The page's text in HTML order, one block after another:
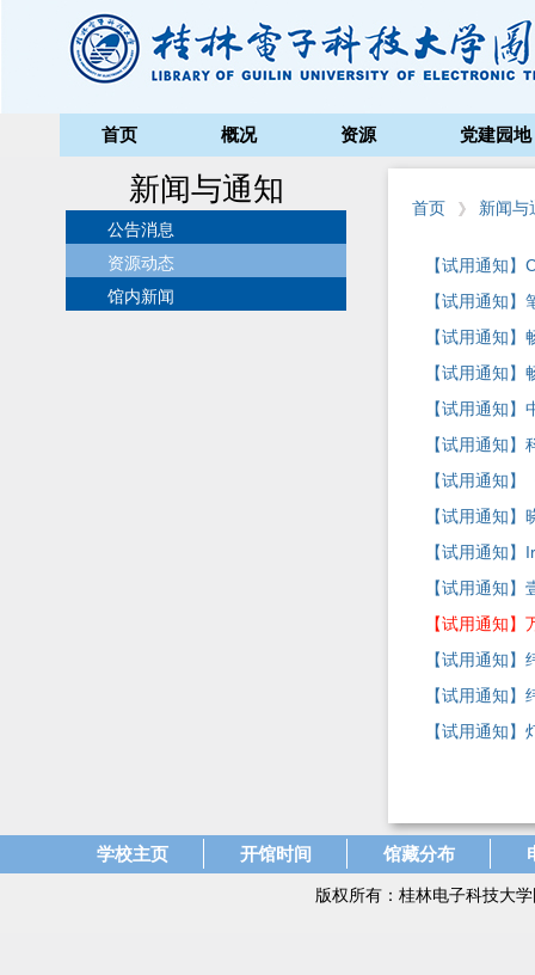
首页 概况 资源 党建园地
新闻与通知
公告消息
资源动态
馆内新闻
首页 新闻与
【试用通知
【试用通知
【试用通知
【试用通知
【试用通知
【试用通知
【试用通知
【试用通知
【试用通知
【试用通知
【试用通知
【试用通知
【试用通知
【试用通知
学校主页 开馆时间 馆藏分布
版权所有：桂林电子科技大